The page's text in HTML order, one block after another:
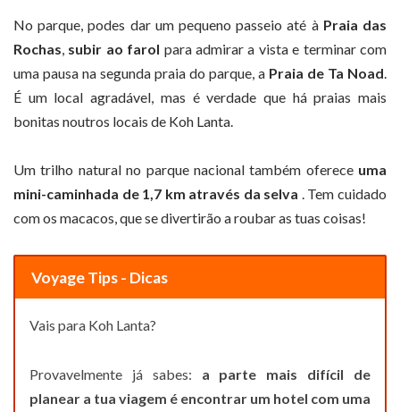
No parque, podes dar um pequeno passeio até à Praia das
Rochas, subir ao farol para admirar a vista e terminar com
uma pausa na segunda praia do parque, a Praia de Ta Noad.
É um local agradável, mas é verdade que há praias mais
bonitas noutros locais de Koh Lanta.
Um trilho natural no parque nacional também oferece uma
mini-caminhada de 1,7 km através da selva . Tem cuidado
com os macacos, que se divertirão a roubar as tuas coisas!
Voyage Tips - Dicas
Vais para Koh Lanta?
Provavelmente já sabes: a parte mais difícil de
planear a tua viagem é encontrar um hotel com uma